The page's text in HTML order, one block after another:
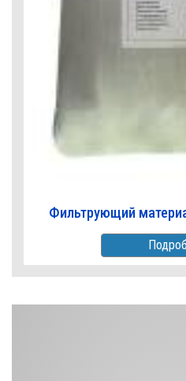
Фильтрующий